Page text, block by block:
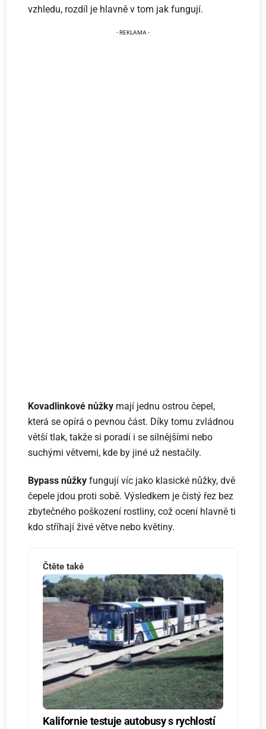
vzhledu, rozdíl je hlavně v tom jak fungují.
Kovadlinkové nůžky mají jednu ostrou čepel,
která se opírá o pevnou část. Díky tomu zvládnou
větší tlak, takže si poradí i se silnějšími nebo
suchými větvemi, kde by jiné už nestačily.
Bypass nůžky fungují víc jako klasické nůžky, dvě
čepele jdou proti sobě. Výsledkem je čistý řez bez
zbytečného poškození rostliny, což ocení hlavně ti
kdo stříhají živé větve nebo květiny.
Čtěte také
Kalifornie testuje autobusy s rychlostí